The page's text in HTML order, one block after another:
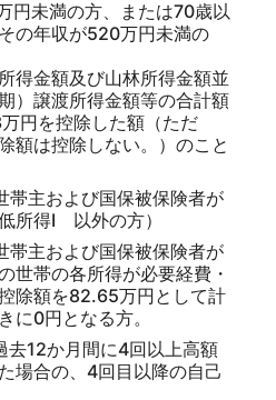
円未満の方、または70歳以
の年収が520万円未満の
得金額及び山林所得金額並
）譲渡所得金額等の合計額
円を控除した額（ただ
額は控除しない。）のこと
帯主および国保被保険者が
所得I 以外の方）
主および国保被保険者が
世帯の各所得が必要経費・
除額を82.65万円として計
に0円となる方。
12か月間に4回以上高額
場合の、4回目以降の自己